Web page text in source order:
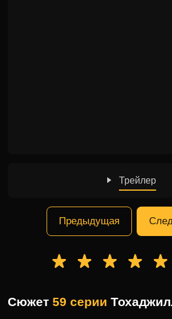
Трейлер
Предыдущая
Сюжет59 серии